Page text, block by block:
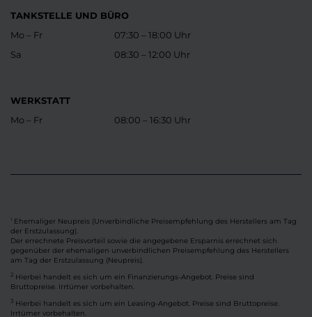
TANKSTELLE UND BÜRO
Mo – Fr
Sa
07:30 – 18:00 Uhr
08:30 – 12:00 Uhr
WERKSTATT
Mo – Fr
08:00 – 16:30 Uhr
Ehemaliger Neupreis (Unverbindliche Preisempfehlung des Herstellers am Tag
der Erstzulassung).
Der errechnete Preisvorteil sowie die angegebene Ersparnis errechnet sich
gegenüber der ehemaligen unverbindlichen Preisempfehlung des Herstellers
am Tag der Erstzulassung (Neupreis).
2 Hierbei handelt es sich um ein Finanzierungs-Angebot. Preise sind
Bruttopreise. Irrtümer vorbehalten.
3 Hierbei handelt es sich um ein Leasing-Angebot. Preise sind Bruttopreise.
Irrtümer vorbehalten.